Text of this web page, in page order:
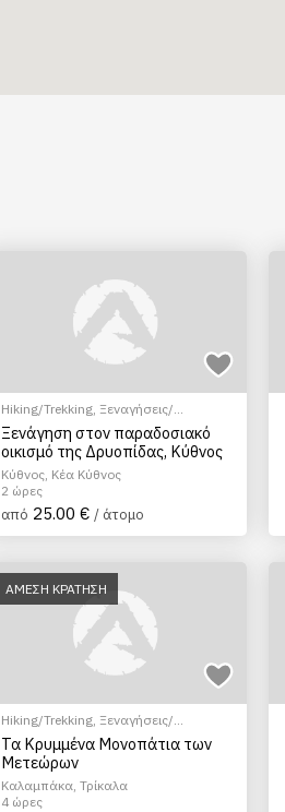
Hiking/Trekking, Ξεναγήσεις/
Αξιοθέατα
Πεζοπορία Πόλης
Ξενάγηση στον παραδοσιακό
οικισμό της Δρυοπίδας, Κύθνος
Κύθνος, Κέα Κύθνος
2 ώρες
από 25.00 € / άτομο
ΑΜΕΣΗ ΚΡΑΤΗΣΗ
Hiking/Trekking, Ξεναγήσεις/
Αξιοθέατα
Φώτο Tour
Τα Κρυμμένα Μονοπάτια των
Μετεώρων
Καλαμπάκα, Τρίκαλα
4 ώρες